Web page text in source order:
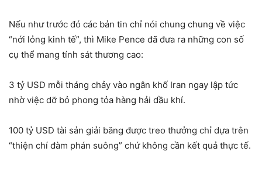
Nếu như trước đó các bản tin chỉ nói chung chung về việc
“nới lỏng kinh tế”, thì Mike Pence đã đưa ra những con số
cụ thể mang tính sát thương cao:
3 tỷ USD mỗi tháng chảy vào ngân khố Iran ngay lập tức
nhờ việc dỡ bỏ phong tỏa hàng hải dầu khí.
100 tỷ USD tài sản giải băng được treo thưởng chỉ dựa trên
“thiện chí đàm phán suông” chứ không cần kết quả thực tế.